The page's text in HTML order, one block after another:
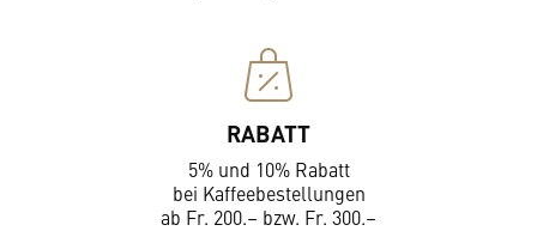
RABATT
5% und 10% Rabatt
bei Kaffeebestellungen
ab Fr. 200.– bzw. Fr. 300.–